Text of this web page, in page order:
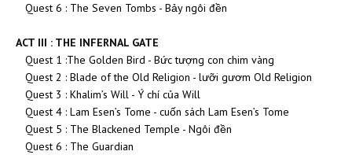
Quest 6 : The Seven Tombs - Bảy ngôi đền
ACT III : THE INFERNAL GATE
Quest 1 :The Golden Bird - Bức tượng con chim vàng
Quest 2 : Blade of the Old Religion - lưỡi gươm Old Religion
Quest 3 : Khalim’s Will - Ý chí của Will
Quest 4 : Lam Esen’s Tome - cuốn sách Lam Esen’s Tome
Quest 5 : The Blackened Temple - Ngôi đền
Quest 6 : The Guardian